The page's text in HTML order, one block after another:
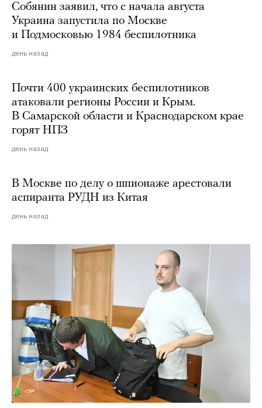
Собянин заявил, что с начала августа
Украина запустила по Москве
и Подмосковью 1984 беспилотника
день назад
Почти 400 украинских беспилотников
атаковали регионы России и Крым.
В Самарской области и Краснодарском крае
горят НПЗ
день назад
В Москве по делу о шпионаже арестовали
аспиранта РУДН из Китая
день назад